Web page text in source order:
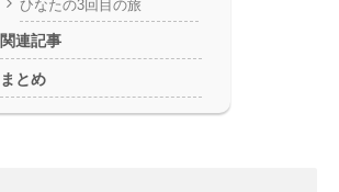
ひなたの3回目の旅
関連記事
まとめ